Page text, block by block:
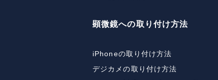
顕微鏡への取り付け方法
iPhoneの取り付け方法
デジカメの取り付け方法